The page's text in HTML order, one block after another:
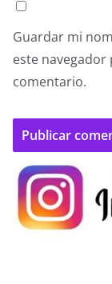
Guardar mi
este navegador
comentario.